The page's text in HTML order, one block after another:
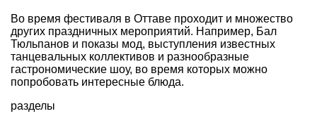
Во время фестиваля в Оттаве проходит и множество
других праздничных мероприятий. Например, Бал
Тюльпанов и показы мод, выступления известных
танцевальных коллективов и разнообразные
гастрономические шоу, во время которых можно
попробовать интересные блюда.
разделы